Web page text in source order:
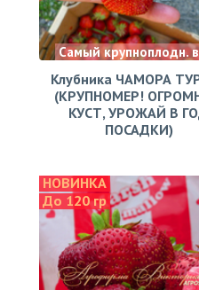
Самый крупноплодн.
Клубника ЧАМОРА
(КРУПНОМЕР!
КУСТ, УРОЖАЙ В
ПОСАДКИ)
НОВИНКА
До 120 гр